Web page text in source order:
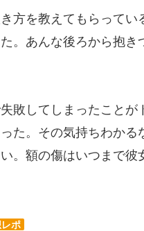
方を教えてもらって
。あんな後ろから抱き
敗してしまったこと
た。その気持ちわか
。額の傷はいつまで
ポ